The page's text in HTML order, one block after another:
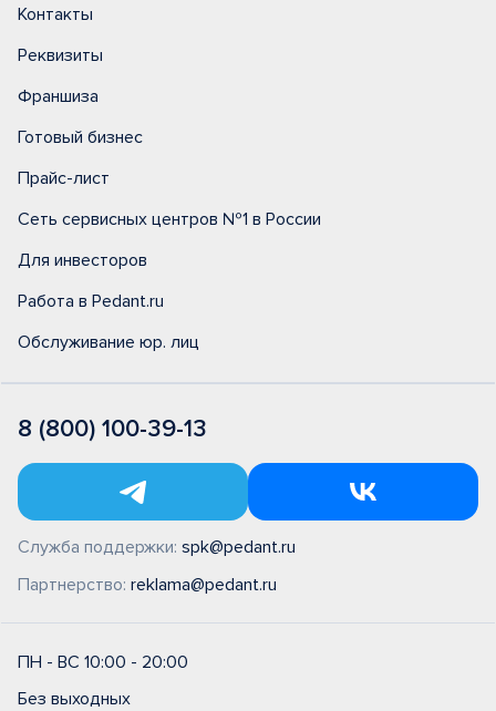
Контакты
Реквизиты
Франшиза
Готовый бизнес
Прайс-лист
Сеть сервисных центров №1 в России
Для инвесторов
Работа в Pedant.ru
Обслуживание юр. лиц
8 (800) 100-39-13
Служба поддержки: spk@pedant.ru
Партнерство: reklama@pedant.ru
ПН - ВС 10:00 - 20:00
Без выходных